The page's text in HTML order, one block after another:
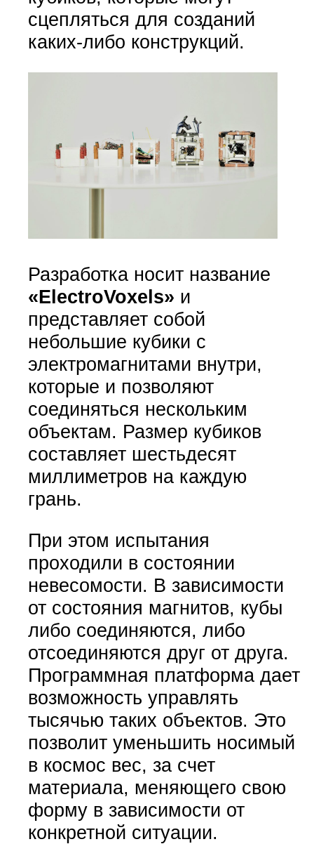
сцепляться для созданий
каких-либо конструкций.
Разработка носит название
«ElectroVoxels» и
представляет собой
небольшие кубики с
электромагнитами внутри,
которые и позволяют
соединяться нескольким
объектам. Размер кубиков
составляет шестьдесят
миллиметров на каждую
грань.
При этом испытания
проходили в состоянии
невесомости. В зависимости
от состояния магнитов, кубы
либо соединяются, либо
отсоединяются друг от друга.
Программная платформа дает
возможность управлять
тысячью таких объектов. Это
позволит уменьшить носимый
в космос вес, за счет
материала, меняющего свою
форму в зависимости от
конкретной ситуации.